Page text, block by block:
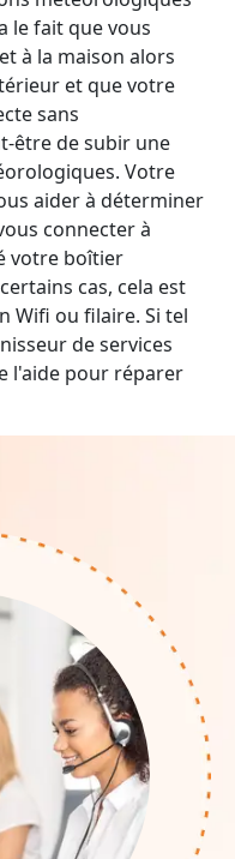
le fait que vous
à la maison alors
et que votre
sans
être de subir une
Votre
aider à déterminer
connecter à
votre boîtier
cas, cela est
Wifi ou filaire. Si tel
de services
l'aide pour réparer